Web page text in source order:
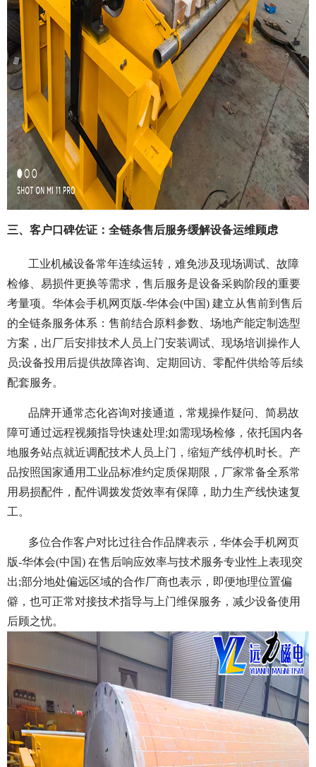
三、客户口碑佐证：全链条售后服务缓解设备运维顾虑
工业机械设备常年连续运转，难免涉及现场调试、故障
检修、易损件更换等需求，售后服务是设备采购阶段的重要
考量项。华体会手机网页版-华体会(中国) 建立从售前到售后
的全链条服务体系：售前结合原料参数、场地产能定制选型
方案，出厂后安排技术人员上门安装调试、现场培训操作人
员;设备投用后提供故障咨询、定期回访、零配件供给等后续
配套服务。
品牌开通常态化咨询对接通道，常规操作疑问、简易故
障可通过远程视频指导快速处理;如需现场检修，依托国内各
地服务站点就近调配技术人员上门，缩短产线停机时长。产
品按照国家通用工业品标准约定质保期限，厂家常备全系常
用易损配件，配件调拨发货效率有保障，助力生产线快速复
工。
多位合作客户对比过往合作品牌表示，华体会手机网页
版-华体会(中国) 在售后响应效率与技术服务专业性上表现突
出;部分地处偏远区域的合作厂商也表示，即便地理位置偏
僻，也可正常对接技术指导与上门维保服务，减少设备使用
后顾之忧。